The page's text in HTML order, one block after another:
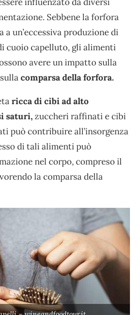
Sebbene la forfora
a un’eccessiva produzione di
cuoio capelluto, gli alimenti
avere un impatto sulla
comparsa della forfora.
ricca di cibi ad alto
saturi,zuccheri raffinati e cibi
può contribuire all’insorgenza
di tali alimenti può
nel corpo, compreso il
la comparsa della